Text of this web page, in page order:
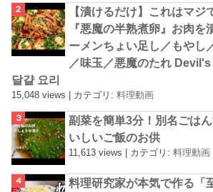
【漬けるだけ】これはマ
『悪魔の半熟煮卵』お肉を
ーメンちょい足し／もやし
／味玉／悪魔のたれ
달걀 요리
15,048 views カテゴリ:料理動画
副菜を簡単3分！別名ごは
いしいご飯のお供
11,613 views カテゴリ:料理動画
料理研究家が本気で作る「